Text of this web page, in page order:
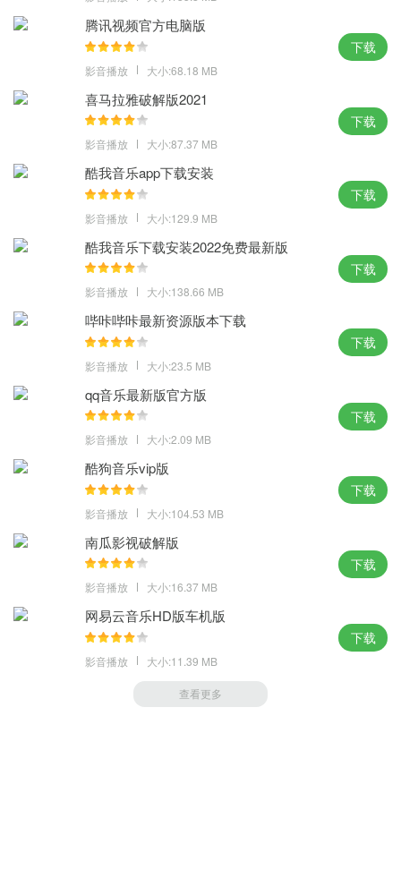
腾讯视频官方电脑版
影音播放 大小:68.18 MB
下载
喜马拉雅破解版2021
影音播放 大小:87.37 MB
下载
酷我音乐app下载安装
影音播放 大小:129.9 MB
下载
酷我音乐下载安装2022免费最新版
影音播放 大小:138.66 MB
下载
哔咔哔咔最新资源版本下载
影音播放 大小:23.5 MB
下载
qq音乐最新版官方版
影音播放 大小:2.09 MB
下载
酷狗音乐vip版
影音播放 大小:104.53 MB
下载
南瓜影视破解版
影音播放 大小:16.37 MB
下载
网易云音乐HD版车机版
影音播放 大小:11.39 MB
下载
查看更多